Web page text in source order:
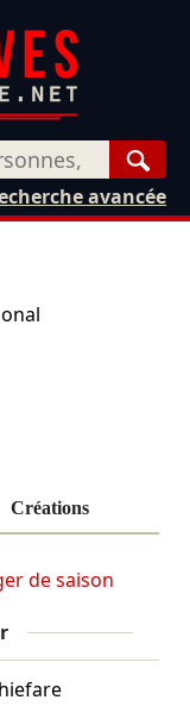
avancée
Créations
de saison